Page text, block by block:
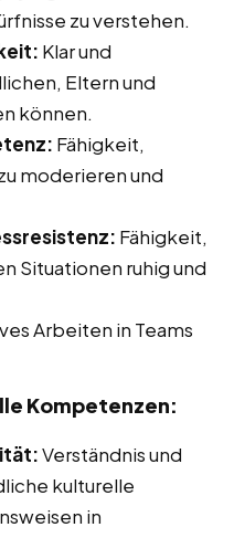
zu verstehen.
Klar und
Eltern und
können.
Fähigkeit,
moderieren und
Fähigkeit,
Situationen ruhig und
Arbeiten in Teams
Kompetenzen:
Verständnis und
kulturelle
in